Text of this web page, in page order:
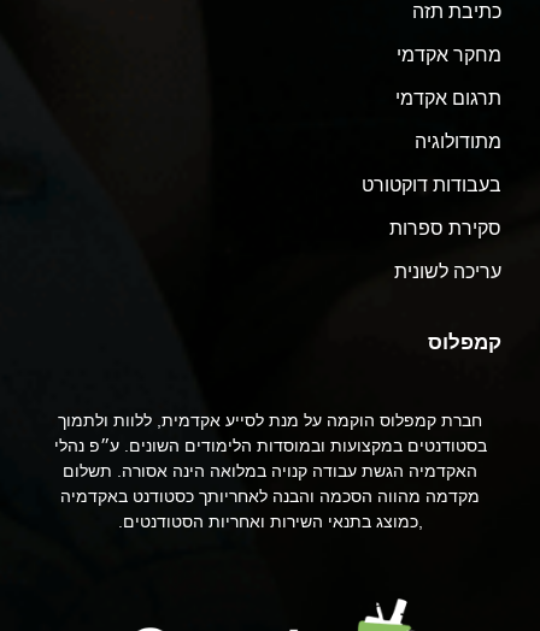
כתיבת תזה
מחקר אקדמי
תרגום אקדמי
מתודולוגיה
בעבודות דוקטורט
סקירת ספרות
עריכה לשונית
קמפלוס
חברת קמפלוס הוקמה על מנת לסייע אקדמית, ללוות ולתמוך
בסטודנטים במקצועות ובמוסדות הלימודים השונים. ע״פ נהלי
האקדמיה הגשת עבודה קנויה במלואה הינה אסורה. תשלום
מקדמה מהווה הסכמה והבנה לאחריותך כסטודנט באקדמיה
,כמוצג בתנאי השירות ואחריות הסטודנטים.